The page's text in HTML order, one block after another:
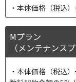
本体価格（税込
Mプラン
（メンテナンス
本体価格（税込